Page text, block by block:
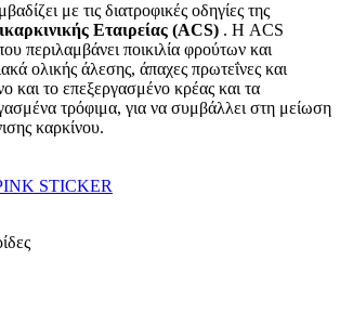
με τις διατροφικές οδηγίες της
Εταιρείας (ACS) . Η ACS
περιλαμβάνει ποικιλία φρούτων και
ολικής άλεσης, άπαχες πρωτεΐνες και
και το επεξεργασμένο κρέας και τα
τρόφιμα, για να συμβάλλει στη μείωση
καρκίνου.
STICKER